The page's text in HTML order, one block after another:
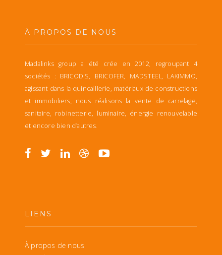
À PROPOS DE NOUS
Madalinks group a été crée en 2012, regroupant 4
sociétés : BRICODIS, BRICOFER, MADSTEEL, LAKIMMO,
agissant dans la quincaillerie, matériaux de constructions
et immobiliers, nous réalisons la vente de carrelage,
sanitaire, robinetterie, luminaire, énergie renouvelable
et encore bien d’autres.
LIENS
À propos de nous